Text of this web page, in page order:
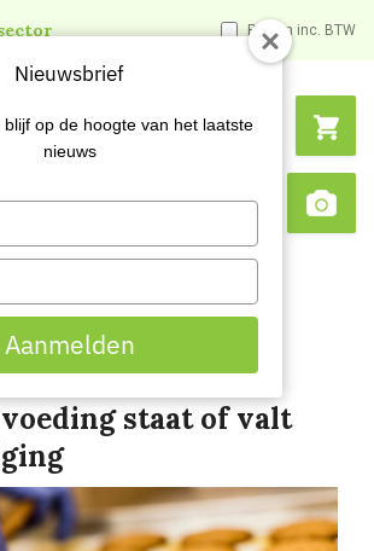
Prijzen inc. BTW
Search
voeding staat of valt met reiniging
staat of valt
Nieuwsbrief
op de hoogte van het laatste
nieuws
Aanmelden